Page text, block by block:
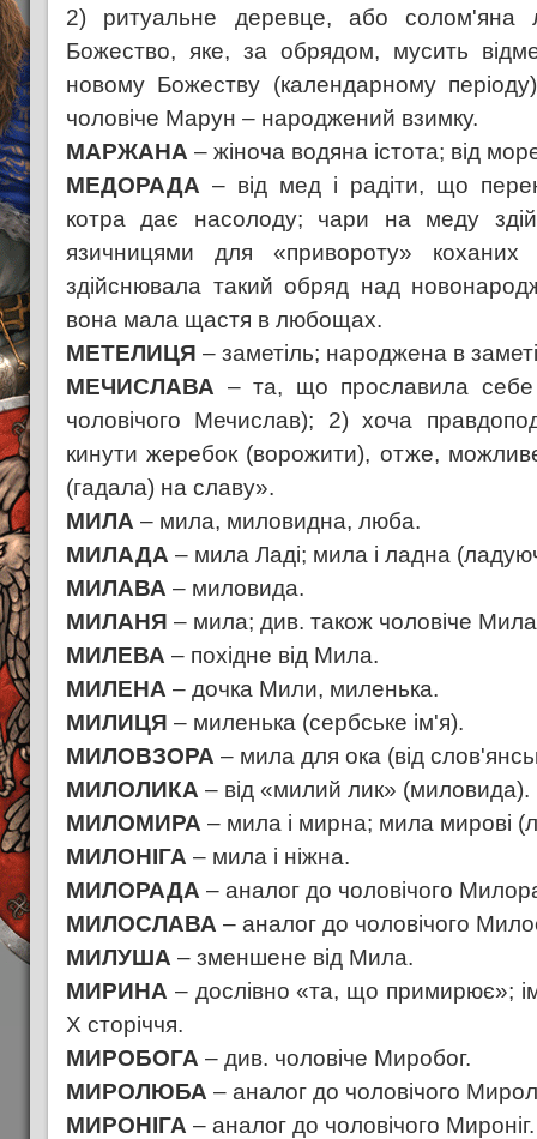
2) ритуальне деревце, або солом'яна
Божество, яке, за обрядом, мусить
новому Божеству (календарному
чоловіче Марун – народжений взимку.
МАРЖАНА – жіноча водяна істота; від
МЕДОРАДА – від мед і радіти, що
котра дає насолоду; чари на меду
язичницями для «привороту» коханих
здійснювала такий обряд над
вона мала щастя в любощах.
МЕТЕЛИЦЯ – заметіль; народжена в
МЕЧИСЛАВА – та, що прославила
чоловічого Мечислав); 2) хоча
кинути жеребок (ворожити), отже,
(гадала) на славу».
МИЛА – мила, миловидна, люба.
МИЛАДА – мила Ладі; мила і ладна
МИЛАВА – миловида.
МИЛАНЯ – мила; див. також чоловіче
МИЛЕВА – похідне від Мила.
МИЛЕНА – дочка Мили, миленька.
МИЛИЦЯ – миленька (сербське ім'я).
МИЛОВЗОРА – мила для ока (від
МИЛОЛИКА – від «милий лик» (миловида).
МИЛОМИРА – мила і мирна; мила мирові
МИЛОНІГА – мила і ніжна.
МИЛОРАДА – аналог до чоловічого
МИЛОСЛАВА – аналог до чоловічого
МИЛУША – зменшене від Мила.
МИРИНА – дослівно «та, що примирює»;
Х сторіччя.
МИРОБОГА – див. чоловіче Миробог.
МИРОЛЮБА – аналог до чоловічого
МИРОНІГА – аналог до чоловічого Мироніг.